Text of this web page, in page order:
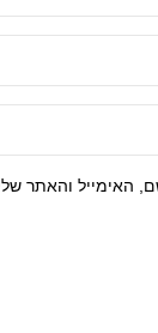
שלי לפעם הבאה